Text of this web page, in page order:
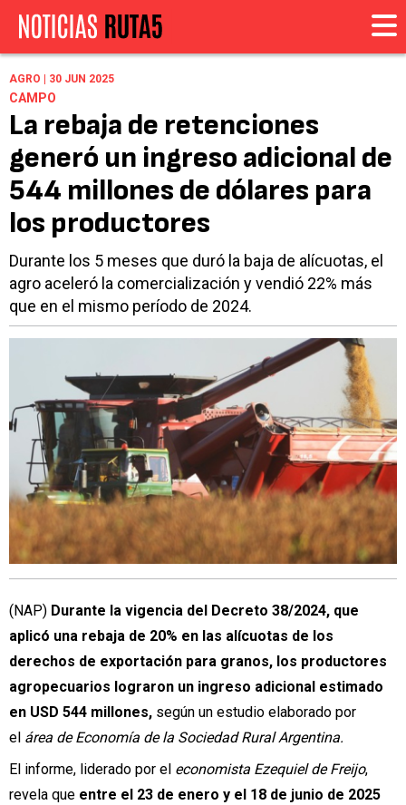
AGRO | 30 JUN 2025
CAMPO
La rebaja de retenciones
generó un ingreso adicional de
544 millones de dólares para
los productores
Durante los 5 meses que duró la baja de alícuotas, el
agro aceleró la comercialización y vendió 22% más
que en el mismo período de 2024.
(NAP) Durante la vigencia del Decreto 38/2024, que
aplicó una rebaja de 20% en las alícuotas de los
derechos de exportación para granos, los productores
agropecuarios lograron un ingreso adicional estimado
en USD 544 millones, según un estudio elaborado por
el área de Economía de la Sociedad Rural Argentina.
El informe, liderado por el economista Ezequiel de Freijo,
revela que entre el 23 de enero y el 18 de junio de 2025